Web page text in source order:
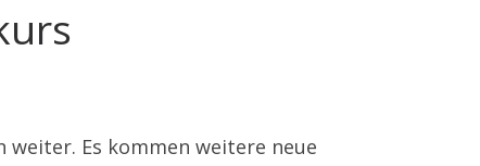
Es kommen weitere neue